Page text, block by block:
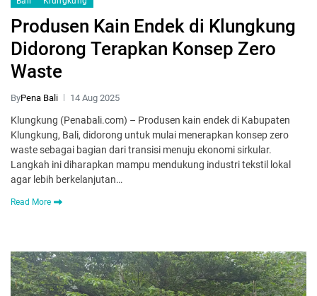
Produsen Kain Endek di Klungkung
Didorong Terapkan Konsep Zero
Waste
ByPena Bali 14 Aug 2025
Klungkung (Penabali.com) – Produsen kain endek di Kabupaten
Klungkung, Bali, didorong untuk mulai menerapkan konsep zero
waste sebagai bagian dari transisi menuju ekonomi sirkular.
Langkah ini diharapkan mampu mendukung industri tekstil lokal
agar lebih berkelanjutan…
Read More